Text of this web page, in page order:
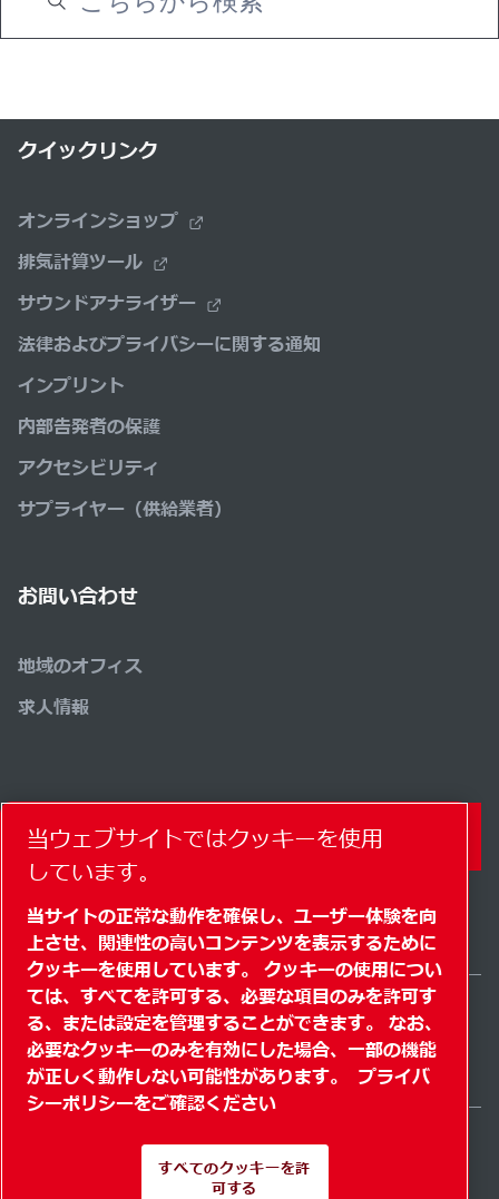
クイックリンク
オンラインショップ
排気計算ツール
サウンドアナライザー
法律およびプライバシーに関する通知
インプリント
内部告発者の保護
アクセシビリティ
サプライヤー（供給業者）
お問い合わせ
地域のオフィス
求人情報
コンタクトフォーム
サイトマップ" クッキーを管理する"© 2026 著作権
Japan / JA
当ウェブサイトではクッキーを使用
しています。
当サイトの正常な動作を確保し、ユーザー体験を向
上させ、関連性の高いコンテンツを表示するために
クッキーを使用しています。 クッキーの使用につい
ては、すべてを許可する、必要な項目のみを許可す
る、または設定を管理することができます。 なお、
必要なクッキーのみを有効にした場合、一部の機能
が正しく動作しない可能性があります。
プライバ
シーポリシーをご確認ください
すべてのクッキーを許
可する